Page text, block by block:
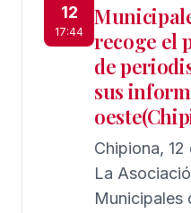
todos los
equipos de
proyecto de
para que
niños de
con regalos.
12
17:44
recoge el
de
sus
Chipiona,
La
Municipales